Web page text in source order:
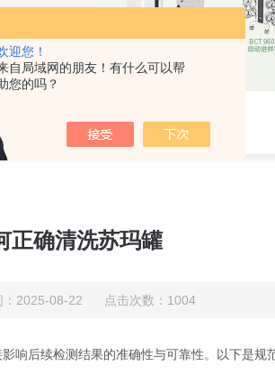
迎您！
自局域网的朋友！有什么可以帮
您的吗？
正确清洗苏玛罐
：2025-08-22 点击次数：1004
后续检测结果的准确性与可靠性。以下是规